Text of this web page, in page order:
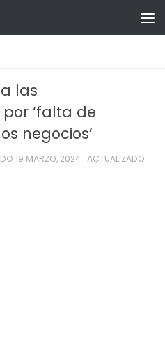
las
‘falta de
negocios’
19 MARZO, 2024 · ACTUALIZADO